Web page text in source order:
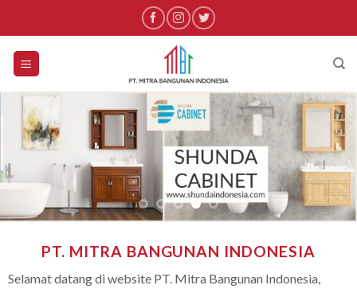
content
PT. MITRA BANGUNAN INDONESIA
Selamat datang di website PT. Mitra Bangunan Indonesia,